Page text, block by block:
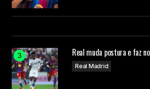
Real muda postura e faz
Real Madrid